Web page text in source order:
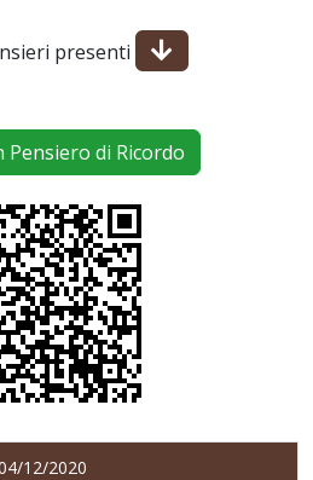
presenti
Pensiero di Ricordo
12/2020